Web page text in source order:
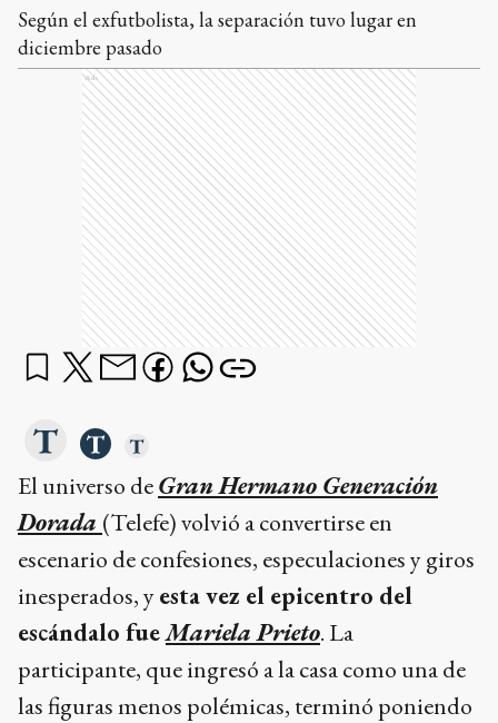
Según el exfutbolista, la separación tuvo lugar en
diciembre pasado
Ads
El universo deGran Hermano Generación
Dorada (Telefe) volvió a convertirse en
escenario de confesiones, especulaciones y giros
inesperados, yesta vez el epicentro del
escándalo fueMariela Prieto. La
participante, que ingresó a la casa como una de
las figuras menos polémicas, terminó poniendo